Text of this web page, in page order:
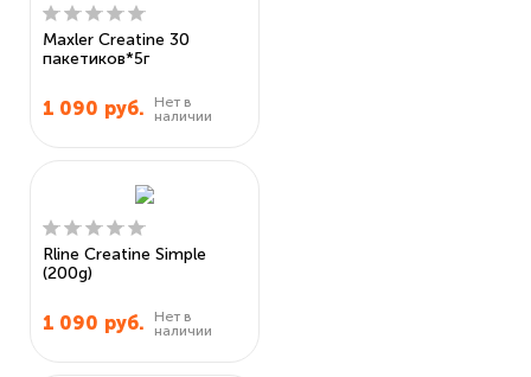
Maxler Creatine 30
пакетиков*5г
1 090 руб.
Нет в
наличии
Rline Creatine Simple
(200g)
1 090 руб.
Нет в
наличии